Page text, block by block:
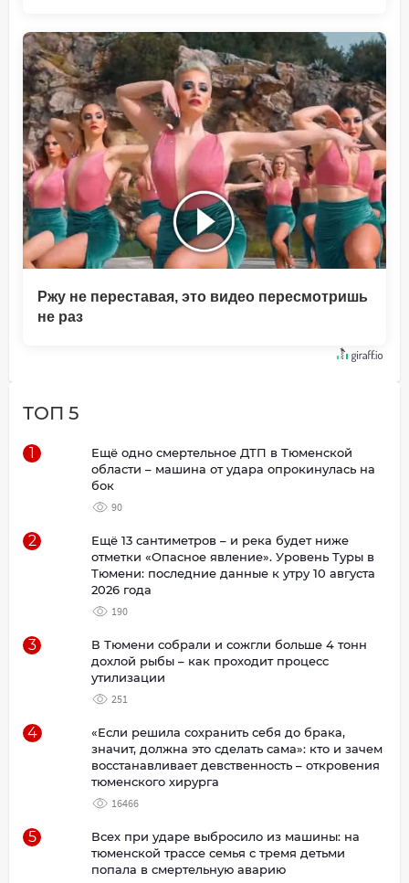
Ржу не переставая, это видео пересмотришь
не раз
ТОП 5
1
Ещё одно смертельное ДТП в Тюменской
области – машина от удара опрокинулась на
бок
90
2
Ещё 13 сантиметров – и река будет ниже
отметки «Опасное явление». Уровень Туры в
Тюмени: последние данные к утру 10 августа
2026 года
190
3
В Тюмени собрали и сожгли больше 4 тонн
дохлой рыбы – как проходит процесс
утилизации
251
4
«Если решила сохранить себя до брака,
значит, должна это сделать сама»: кто и зачем
восстанавливает девственность – откровения
тюменского хирурга
16466
5
Всех при ударе выбросило из машины: на
тюменской трассе семья с тремя детьми
попала в смертельную аварию